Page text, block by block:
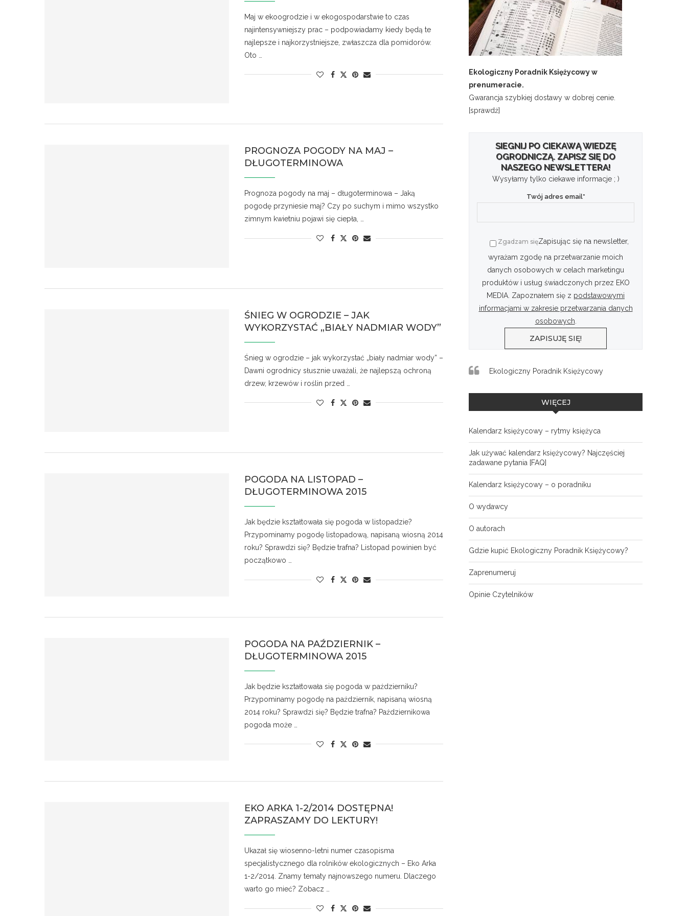
Maj w ekoogrodzie i w ekogospodarstwie to czas
najintensywniejszy prac – podpowiadamy kiedy będą te
najlepsze i najkorzystniejsze, zwłaszcza dla pomidorów.
Oto …
PROGNOZA POGODY NA MAJ –
DŁUGOTERMINOWA
Prognoza pogody na maj – długoterminowa – Jaką
pogodę przyniesie maj? Czy po suchym i mimo wszystko
zimnym kwietniu pojawi się ciepła, …
ŚNIEG W OGRODZIE – JAK
WYKORZYSTAĆ „BIAŁY NADMIAR WODY”
Śnieg w ogrodzie – jak wykorzystać „biały nadmiar wody” –
Dawni ogrodnicy słusznie uważali, że najlepszą ochroną
drzew, krzewów i roślin przed …
POGODA NA LISTOPAD –
DŁUGOTERMINOWA 2015
Jak będzie kształtowała się pogoda w listopadzie?
Przypominamy pogodę listopadową, napisaną wiosną 2014
roku? Sprawdzi się? Będzie trafna? Listopad powinien być
początkowo …
POGODA NA PAŹDZIERNIK –
DŁUGOTERMINOWA 2015
Jak będzie kształtowała się pogoda w październiku?
Przypominamy pogodę na październik, napisaną wiosną
2014 roku? Sprawdzi się? Będzie trafna? Październikowa
pogoda może …
EKO ARKA 1-2/2014 DOSTĘPNA!
ZAPRASZAMY DO LEKTURY!
Ukazał się wiosenno-letni numer czasopisma
specjalistycznego dla rolników ekologicznych – Eko Arka
1-2/2014. Znamy tematy najnowszego numeru. Dlaczego
warto go mieć? Zobacz …
Ekologiczny Poradnik Księżycowy w
prenumeracie.
Gwarancja szybkiej dostawy w dobrej cenie.
[sprawdź]
SIEGNIJ PO CIEKAWĄ WIEDZĘ
OGRODNICZĄ. ZAPISZ SIĘ DO
NASZEGO NEWSLETTERA!
Wysyłamy tylko ciekawe informacje ; )
Twój adres email*
Zgadzam sięZapisując się na newsletter,
wyrażam zgodę na przetwarzanie moich
danych osobowych w celach marketingu
produktów i usług świadczonych przez EKO
MEDIA. Zapoznałem się z podstawowymi
informacjami w zakresie przetwarzania danych
osobowych
Ekologiczny Poradnik Księżycowy
WIĘCEJ
Kalendarz księżycowy – rytmy księżyca
Jak używać kalendarz księżycowy? Najczęściej
zadawane pytania [FAQ]
Kalendarz księżycowy – o poradniku
O wydawcy
O autorach
Gdzie kupić Ekologiczny Poradnik Księżycowy?
Zaprenumeruj
Opinie Czytelników